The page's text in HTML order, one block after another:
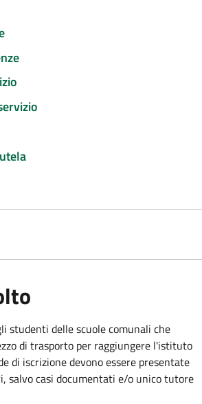
studenti delle scuole comunali che
di trasporto per raggiungere l'istituto
di iscrizione devono essere presentate
salvo casi documentati e/o unico tutore